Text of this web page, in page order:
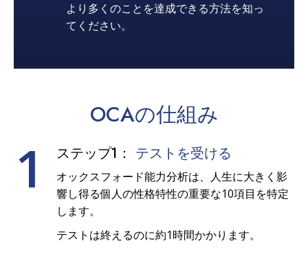
より多くのことを達成できる方法を知っ
てください。
OCAの仕組み
1 ステップ1： テストを受ける
オックスフォード能力分析は、人生に大きく影
響し得る個人の性格特性の重要な10項目を特定
します。
テストは終えるのに約1時間かかります。